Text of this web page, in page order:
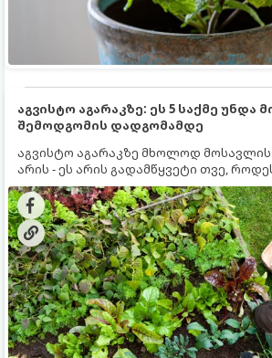
აგვისტო აგარაკზე: ეს 5 საქმე უნდა
შემოდგომის დადგომამდე
აგვისტო აგარაკზე მხოლოდ
არის - ეს არის გადამწყვეტი თვე,
ეყრება მომავალი წლის მოსავალს და
შემოდგომა-ზამთრის სეზონისთვის.
ნიადაგმა ენერგია აღიდგინოს, ხოლო
ზამთარს გაუძლონ, აგვისტოს
მნიშვნელოვანი საქმის გაკეთება